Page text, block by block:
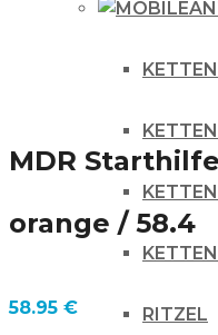
KETTEN
RITZEL
MDR
orange / 58.4
58.95 €